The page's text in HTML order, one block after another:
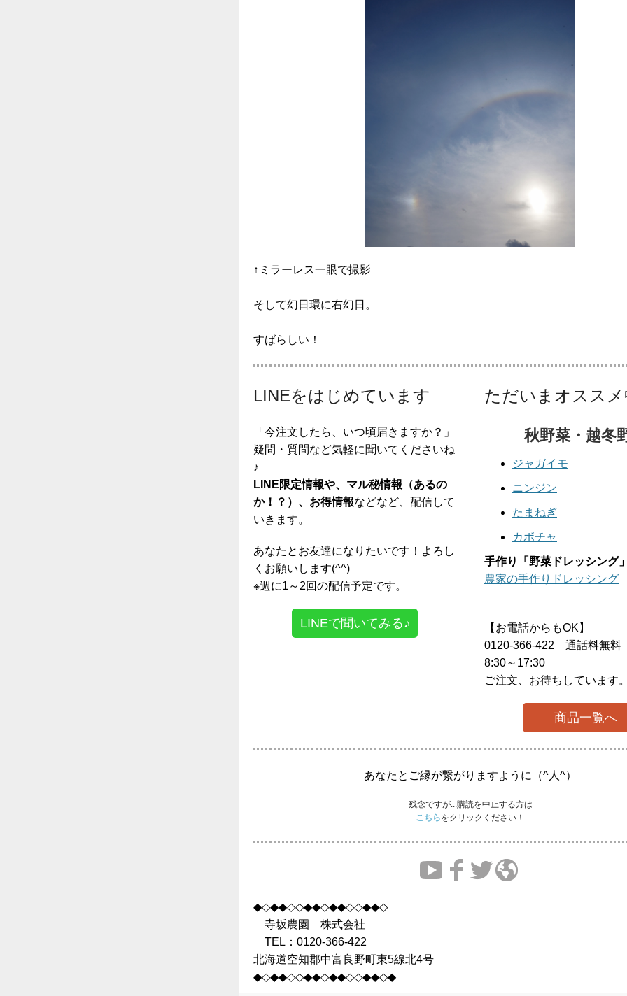
↑ミラーレス一眼で撮影
そして幻日環に右幻日。
すばらしい！
LINEをはじめています
「今注文したら、いつ頃届きますか？」
疑問・質問など気軽に聞いてくださいね
♪
LINE限定情報や、マル秘情報（あるの
か！？）、お得情報などなど、配信して
いきます。
あなたとお友達になりたいです！よろし
くお願いします(^^)
※週に1～2回の配信予定です。
LINEで聞いてみる♪
ただいまオスス
秋野菜・越冬
ジャガイモ
ニンジン
たまねぎ
カボチャ
手作り「野菜ドレッシング
農家の手作りドレッシング
【お電話からもOK】
0120-366-422 通話料無料
8:30～17:30
ご注文、お待ちしています
商品一覧へ
あなたとご縁が繋がりますように（^人^）
残念ですが...購読を中止する方は
こちらをクリックください！
◆◇◆◆◇◇◆◆◇◆◆◇◇◆◆◇
寺坂農園 株式会社
TEL：0120-366-422
北海道空知郡中富良野町東5線北4号
◆◇◆◆◇◇◆◆◇◆◆◇◇◆◆◇◆